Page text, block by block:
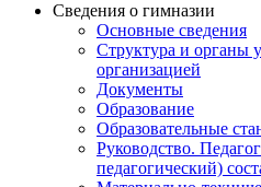
Сведения о гимназии
Основные сведения
Структура и органы
организацией
Документы
Образование
Образовательные
Руководство.
педагогический)